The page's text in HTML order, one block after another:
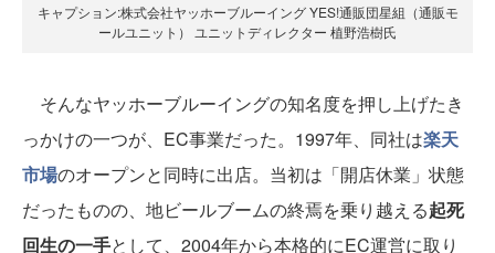
キャプション:株式会社ヤッホーブルーイング YES!通販団星組（通販モ
ールユニット） ユニットディレクター 植野浩樹氏
そんなヤッホーブルーイングの知名度を押し上げたき
っかけの一つが、EC事業だった。1997年、同社は楽天
市場のオープンと同時に出店。当初は「開店休業」状態
だったものの、地ビールブームの終焉を乗り越える起死
回生の一手として、2004年から本格的にEC運営に取り